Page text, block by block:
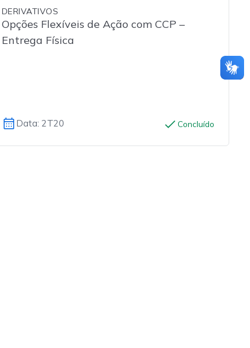
DERIVATIVOS
Opções Flexíveis de Ação com CCP –
Entrega Física
Data: 2T20 Concluído